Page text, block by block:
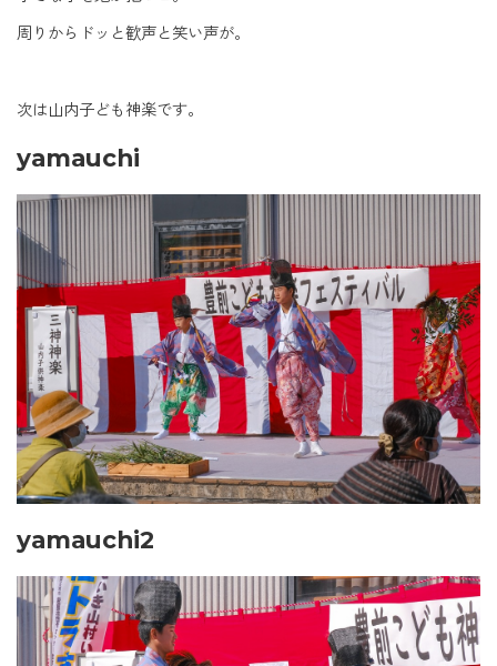
周りからドッと歓声と笑い声が。
次は山内子ども神楽です。
yamauchi
yamauchi2